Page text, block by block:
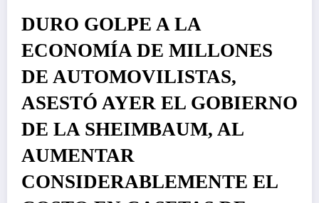
DURO GOLPE A LA
ECONOMÍA DE MILLONES
DE AUTOMOVILISTAS,
ASESTÓ AYER EL GOBIERNO
DE LA SHEIMBAUM, AL
AUMENTAR
CONSIDERABLEMENTE EL